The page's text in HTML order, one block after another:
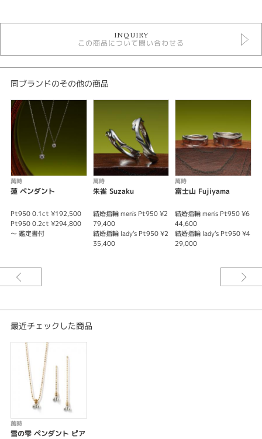
萬時 ファッションジュエリー
乗り越える花を、愛情があれば乗り越えられ
る事に比喩したペンダント・ピアス作品。
チェーンは18金を使用しております。
INQUIRY
この商品について問い合わせる
同ブランドのその他の商品
萬時
蓮 ペンダント
Pt950 0.1ct ¥192,500
Pt950 0.2ct ¥294,800
～ 鑑定書付
萬時
朱雀 Suzaku
結婚指輪 men's Pt950 ¥2
79,400
結婚指輪 lady's Pt950 ¥2
35,400
萬時
富士山 Fujiyama
結婚指輪 men's Pt950 ¥6
44,600
結婚指輪 lady's Pt950 ¥4
29,000
最近チェックした商品
萬時
雪の雫 ペンダント ピア